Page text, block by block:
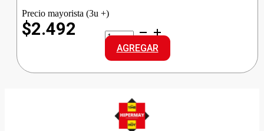
Precio mayorista (3u +)
$2.492
MR.MUSC.EXT
POW.COC
DOY
PACK
cantidad
AGREGAR